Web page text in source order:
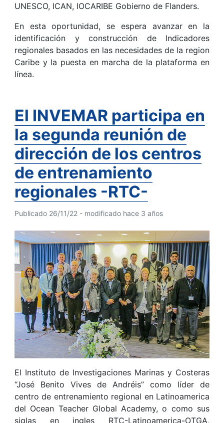
UNESCO, ICAN, IOCARIBE Gobierno de Flanders.
En esta oportunidad, se espera avanzar en la
identificación y construcción de Indicadores
regionales basados en las necesidades de la region
Caribe y la puesta en marcha de la plataforma en
línea.
El INVEMAR participa en
la segunda reunión de
dirección de los centros
de entrenamiento
regionales -RTC-
Publicado 26/11/22 - modificado hace 3 años
El Instituto de Investigaciones Marinas y Costeras
“José Benito Vives de Andréis” como líder de
centro de entrenamiento regional en Latinoamerica
del Ocean Teacher Global Academy, o como sus
siglas en ingles RTC-Latinoamerica-OTGA,